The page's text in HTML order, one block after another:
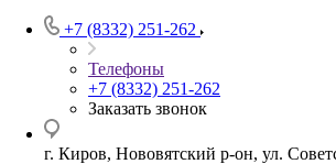
+7 (8332) 251-262
Телефоны
+7 (8332) 251-262
Заказать звонок
г. Киров, Нововятский р-он, ул.